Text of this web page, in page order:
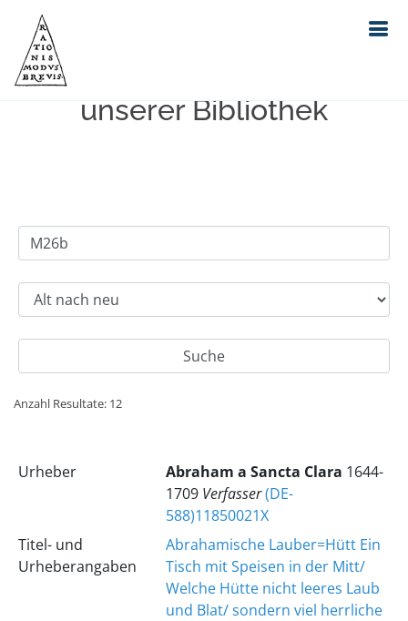
Einfache Suche im Bestand
unserer Bibliothek
Anzahl Resultate: 12
Urheber Abraham a Sancta Clara 1644-
1709 Verfasser(DE-
588)11850021X
Titel- und
Urheberangaben
Abrahamische Lauber=Hütt Ein
Tisch mit Speisen in der Mitt/
Welche Hütte nicht leeres Laub
und Blat/ sondern viel herrliche